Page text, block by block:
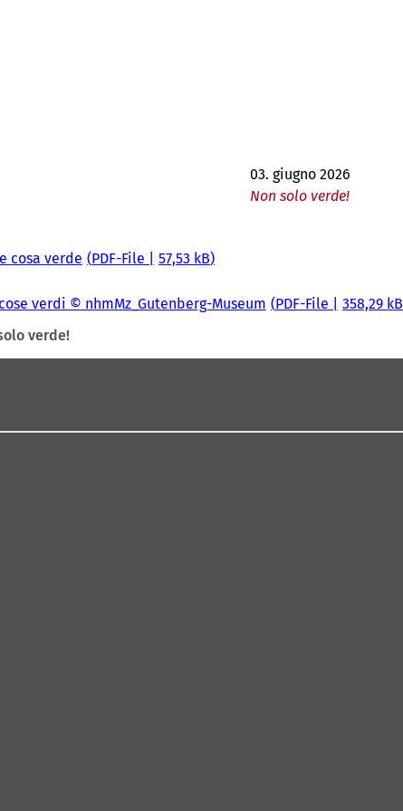
03. giugno 2026
Non solo verde!
cosa verde
PDF-File
57,53 kB
verdi © nhmMz_Gutenberg-Museum
PDF-File 358,29 kB
verde!